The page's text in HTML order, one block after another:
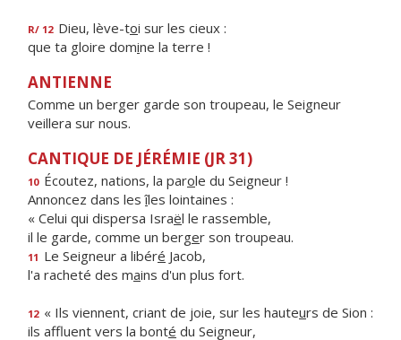
R/ 12 Dieu, lève-toi sur les cieux :
que ta gloire domine la terre !
ANTIENNE
Comme un berger garde son troupeau, le Seigneur
veillera sur nous.
CANTIQUE DE JÉRÉMIE (JR 31)
10 Écoutez, nations, la parole du Seigneur !
Annoncez dans lesîles lointaines :
« Celui qui dispersa Israël le rassemble,
il le garde, comme un berger son troupeau.
11 Le Seigneur a libéré Jacob,
l'a racheté des mains d'un plus fort.
12 « Ils viennent, criant de joie, sur les hauteurs de Sion :
ils affluent vers la bonté du Seigneur,